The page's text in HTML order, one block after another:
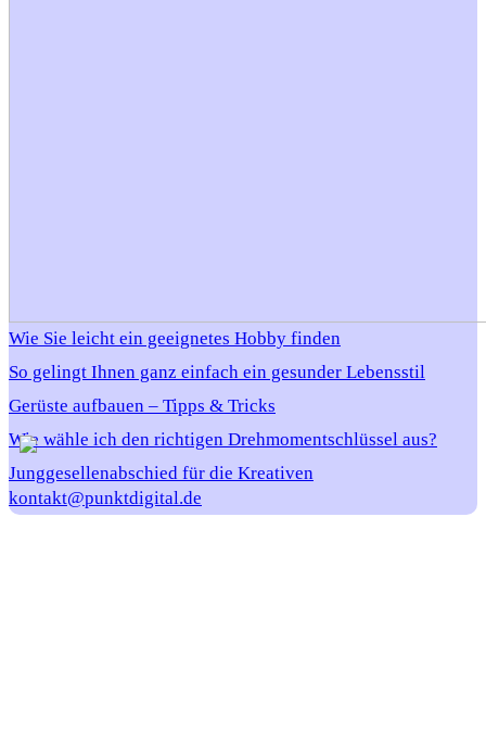
Wie Sie leicht ein geeignetes Hobby finden
So gelingt Ihnen ganz einfach ein gesunder Lebensstil
Gerüste aufbauen – Tipps & Tricks
Wie wähle ich den richtigen Drehmomentschlüssel aus?
Junggesellenabschied für die Kreativen
kontakt@punktdigital.de